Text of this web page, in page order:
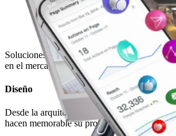
Soluciones pensadas para cada etapa: desde
en el mercado.
Diseño
Desde la arquitectura de marca, identidad
hacen memorable su propuesta.